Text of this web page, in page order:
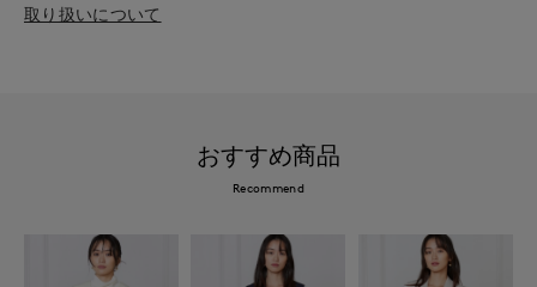
取り扱いについて
おすすめ商品
Recommend